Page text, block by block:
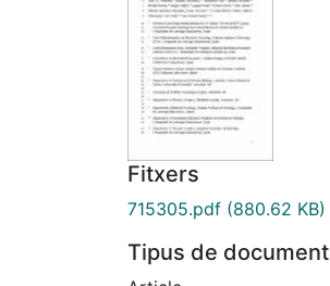
Fitxers
715305.pdf (880.62 KB)
Tipus de document